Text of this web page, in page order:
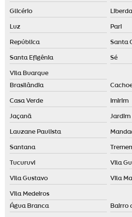
Difusor de ambiente grande
Difusor de aromas grande
Empresa de aromatização de ambientes
Empresa de aromatização de ambientes
Empresa de aromatização de eventos
Essência para aromatizador de ambiente
Essência para casa
Essência para casa comprar
Essência para casa preço
Fornecedor de difusor elétrico
Fragrância para loja de roupas
Fragrâncias personalizadas
Identidade olfativa para empresas
Glicério
Luz Pari
República Santa
Santa Efigênia Sé
Vila Buarque
Brasilândia
Casa Verde Imirim
Jaçanã Jardim
Lauzane Paulista
Santana
Tucuruvi Vila
Vila Gustavo Vila
Vila Medeiros
Água Branca Bairro